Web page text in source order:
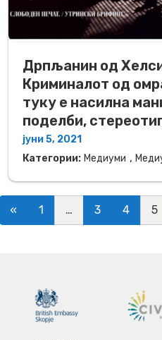
Дрпљанин од
Криминалот од
туку е насилна
поделби,
јуни 5, 2021
Категории: Медиуми ,
navigation
« 1 … 3 4 5